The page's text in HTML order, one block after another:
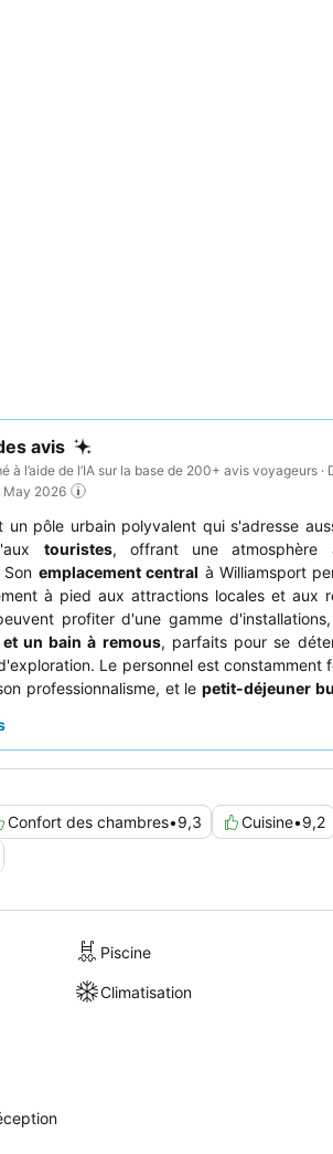
avis
à l’aide de l’IA sur la base de 200+ avis voyageurs ·
May 2026
un pôle urbain polyvalent qui s'adresse
touristes, offrant une atmosphère
emplacement central à Williamsport
à pied aux attractions locales et aux
profiter d'une gamme
un bain à remous, parfaits pour se
Le personnel est constamment
professionnalisme, et lepetit-déjeuner
plus d'espace, les
Confort des chambres•9,3 Cuisine•9,2
Piscine
Climatisation